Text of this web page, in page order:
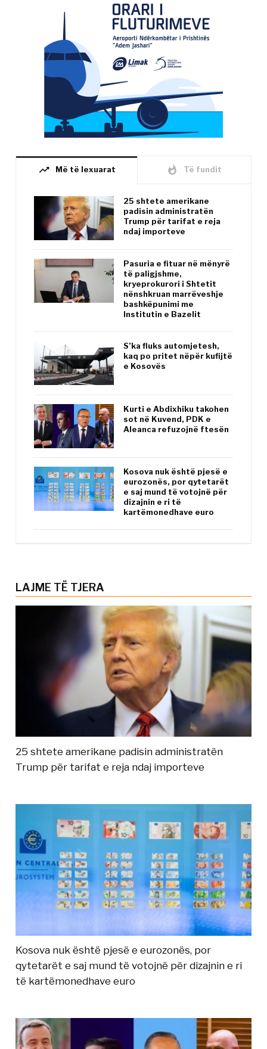
trending_up Më të lexuarat whatshot Të fundit
25 shtete amerikane
padisin administratën
Trump për tarifat e reja
ndaj importeve
Pasuria e fituar në mënyrë
të paligjshme,
kryeprokurori i Shtetit
nënshkruan marrëveshje
bashkëpunimi me
Institutin e Bazelit
S’ka fluks automjetesh,
kaq po pritet nëpër kufijtë
e Kosovës
Kurti e Abdixhiku takohen
sot në Kuvend, PDK e
Aleanca refuzojnë ftesën
Kosova nuk është pjesë e
eurozonës, por qytetarët
e saj mund të votojnë për
dizajnin e ri të
kartëmonedhave euro
LAJME TË TJERA
25 shtete amerikane padisin administratën
Trump për tarifat e reja ndaj importeve
Kosova nuk është pjesë e eurozonës, por
qytetarët e saj mund të votojnë për dizajnin e ri
të kartëmonedhave euro